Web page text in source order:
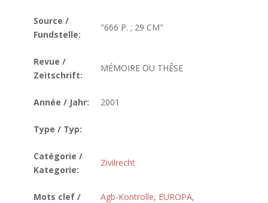
Source /
Fundstelle:
"666 P. ; 29 CM"
Revue /
Zeitschrift:
MÉMOIRE OU THÊSE
Année / Jahr: 2001
Type / Typ:
Catégorie /
Kategorie:
Zivilrecht
Mots clef /
Agb-Kontrolle, EUROPA,